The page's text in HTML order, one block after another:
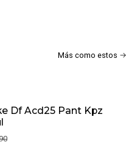
flexible. Queremos que tu
Más como estos
Df Acd25 Pant Kpz